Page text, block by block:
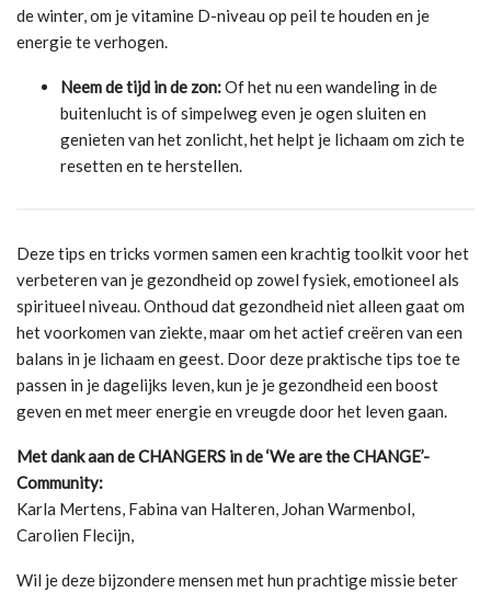
de winter, om je vitamine D-niveau op peil te houden en je
energie te verhogen.
Neem de tijd in de zon:Of het nu een wandeling in de
buitenlucht is of simpelweg even je ogen sluiten en
genieten van het zonlicht, het helpt je lichaam om zich te
resetten en te herstellen.
Deze tips en tricks vormen samen een krachtig toolkit voor het
verbeteren van je gezondheid op zowel fysiek, emotioneel als
spiritueel niveau. Onthoud dat gezondheid niet alleen gaat om
het voorkomen van ziekte, maar om het actief creëren van een
balans in je lichaam en geest. Door deze praktische tips toe te
passen in je dagelijks leven, kun je je gezondheid een boost
geven en met meer energie en vreugde door het leven gaan.
Met dank aan de CHANGERS in de ‘We are the CHANGE’-
Community:
Karla Mertens, Fabina van Halteren, Johan Warmenbol,
Carolien Flecijn,
Wil je deze bijzondere mensen met hun prachtige missie beter